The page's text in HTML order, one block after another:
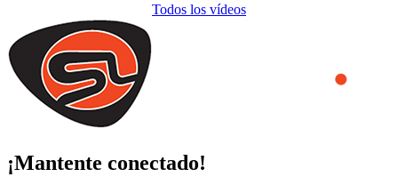
Todos los vídeos
¡Mantente conectado!